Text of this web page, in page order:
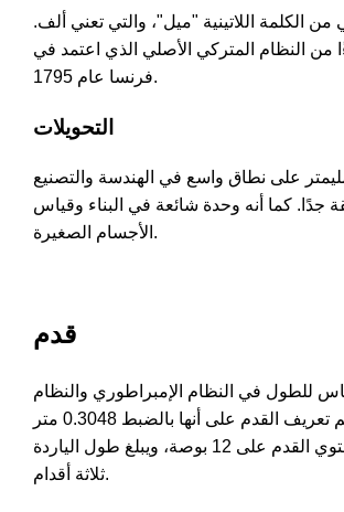
من الكلمة اللاتينية "ميل"، والتي تعني ألف.
من النظام المتركي الأصلي الذي اعتمد في
فرنسا عام 1795.
التحويلات
على نطاق واسع في الهندسة والتصنيع
جدًا. كما أنه وحدة شائعة في البناء وقياس
الأجسام الصغيرة.
قدم
للطول في النظام الإمبراطوري والنظام
الأمريكي المعياري. تم تعريف القدم على أنها بالضبط 0.3048 متر
في عام 1959. تحتوي القدم على 12 بوصة، ويبلغ طول الياردة
ثلاثة أقدام.